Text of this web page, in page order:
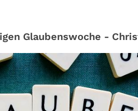
Glaubenswoche -